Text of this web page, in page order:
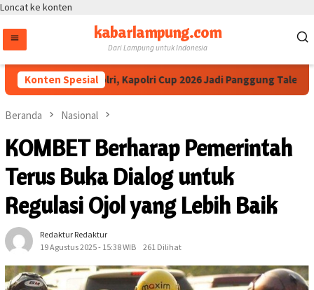
Loncat ke konten
kabarlampung.com
Dari Lampung untuk Indonesia
Konten Spesial
Apresiasi Polri, Kapolri Cup 2026 Jadi Panggung Talenta dari
Beranda Nasional
KOMBET Berharap Pemerintah
Terus Buka Dialog untuk
Regulasi Ojol yang Lebih Baik
Redaktur Redaktur
19 Agustus 2025 - 15:38 WIB
261 Dilihat